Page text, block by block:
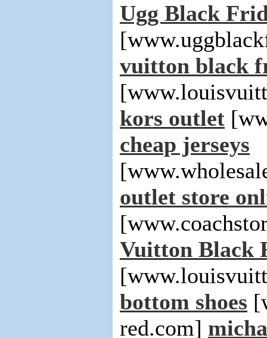
Ugg Black
vuitton black
kors outlet
cheap jerseys
outlet store
Vuitton Black
bottom shoes
red.com]